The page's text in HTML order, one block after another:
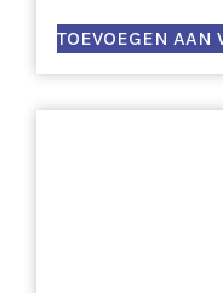
TOEVOEGEN AAN